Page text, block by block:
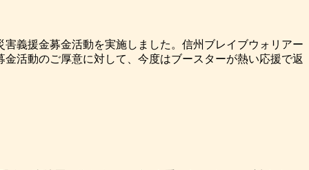
義援金募金活動を実施しました。信州ブレイブウォリアー
活動のご厚意に対して、今度はブースターが熱い応援で返